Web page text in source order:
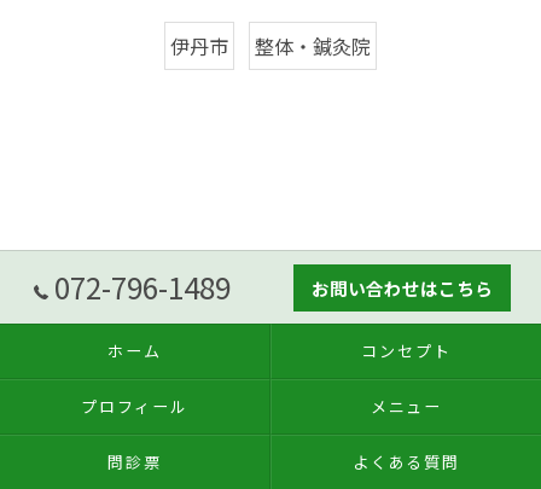
伊丹市 整体・鍼灸院
072-796-1489 お問い合わせはこちら
ホーム コンセプト
プロフィール メニュー
問診票 よくある質問